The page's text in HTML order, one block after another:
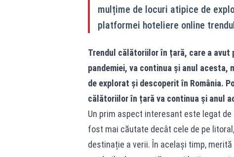
mulțime de locuri atipice de
platformei hoteliere online
Trendul călătoriilor în țară, care a avut
pandemiei, va continua și anul
de explorat și descoperit în România.
călătoriilor în țară va continua și anul
Un prim aspect interesant este legat
fost mai căutate decât cele de pe
destinație a verii. În același timp,